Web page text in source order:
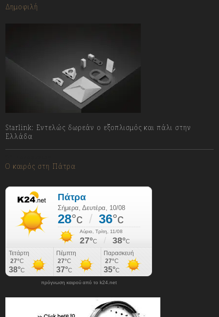
Δημοφιλή
Starlink: Εντελώς δωρεάν ο εξοπλισμός και πάλι στην
Ελλάδα
Ο καιρός στη Πάτρα
πρόγνωση καιρού από το k24.net